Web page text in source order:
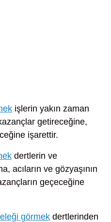
işlerin yakın zaman
getireceğine,
işarettir.
dertlerin ve
acıların ve gözyaşının
geçeceğine
görmek dertlerinden